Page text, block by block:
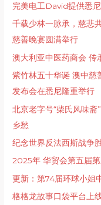
完美电工David提供悉
千载少林一脉承，慈悲
慈善晚宴圆满举行
澳大利亚中医药商会 传
紫竹林五十华诞 澳中慈
发布会在悉尼隆重举行
北京⽼字号“柴⽒⻛味
乡愁
纪念世界反法西斯战争
2025年 华贸会第五届
更新：第74届环球小姐
格格龙故事口袋平台上